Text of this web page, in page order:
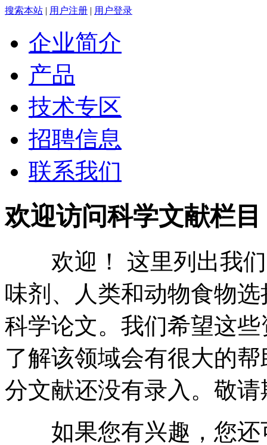
搜索本站 | 用户注册 | 用户登录
企业简介
产品
技术专区
招聘信息
联系我们
欢迎访问科学文献栏目
欢迎！ 这里列出我们
味剂、人类和动物食物
科学论文。我们希望这
了解该领域会有很大的
分文献还没有录入。敬请
如果您有兴趣，您还